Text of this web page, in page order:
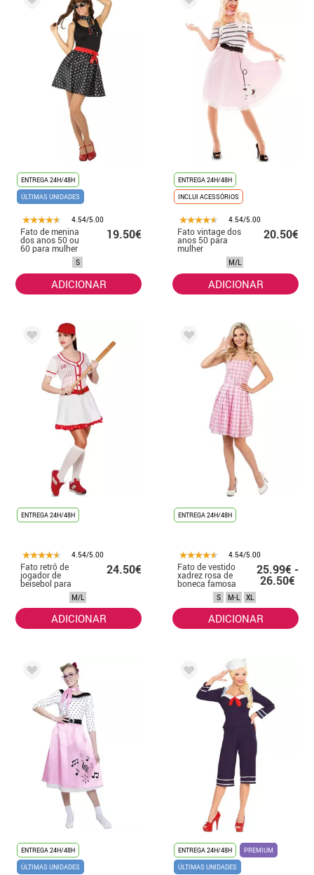
ENTREGA 24H/48H
ÚLTIMAS UNIDADES
4.54/5.00
Fato de menina
dos anos 50 ou
60 para mulher
19.50€
S
ADICIONAR
ENTREGA 24H/48H
INCLUI ACESSÓRIOS
4.54/5.00
Fato vintage dos
anos 50 para
mulher
20.50€
M/L
ADICIONAR
ENTREGA 24H/48H
4.54/5.00
Fato retrô de
jogador de
beisebol para
mulheres
24.50€
M/L
ADICIONAR
ENTREGA 24H/48H
4.54/5.00
Fato de vestido
xadrez rosa de
boneca famosa
para mulheres
25.99€ -
26.50€
S M-L XL
ADICIONAR
ENTREGA 24H/48H
ÚLTIMAS UNIDADES
ENTREGA 24H/48H
PREMIUM
ÚLTIMAS UNIDADES